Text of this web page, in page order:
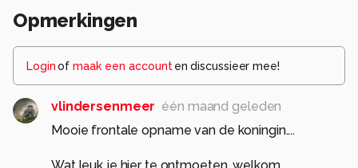
Opmerkingen
Loginof maak een account en discussieer mee!
vlindersenmeer één maand geleden
Mooie frontale opname van de koningin....